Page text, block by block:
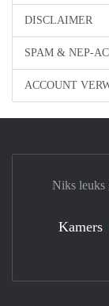
DISCLAIMER
SPAM & NEP-
ACCOUNT
Niks leuks
Kamers